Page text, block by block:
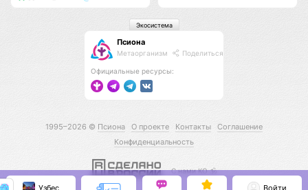
Псиона
Метаорганизм Поделиться
Официальные ресурсы:
Экосистема
1995–2026 © Псиона О проекте Контакты
Соглашение
Конфиденциальность
С нами КО 🕉️
Узбес Войти